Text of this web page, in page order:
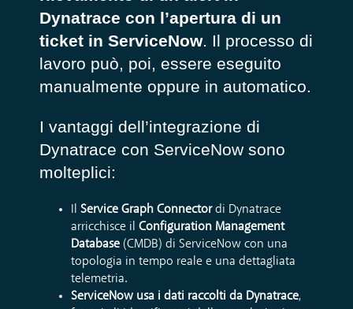
Dynatrace con l’apertura di un
ticket in ServiceNow. Il processo di
lavoro può, poi, essere eseguito
manualmente oppure in automatico.
I vantaggi dell’integrazione di
Dynatrace con ServiceNow sono
molteplici:
Il Service Graph Connectordi Dynatrace
arricchisce il Configuration Management
Database(CMDB) di ServiceNow con una
topologia in tempo reale e una dettagliata
telemetria.
ServiceNow usa i dati raccolti da Dynatrace,